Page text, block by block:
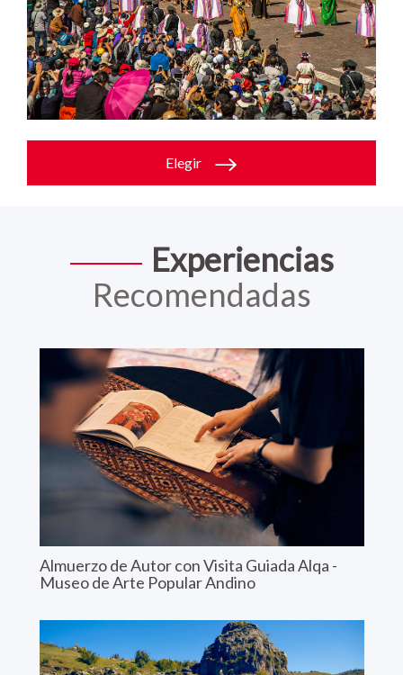
Elegir
Experiencias
Recomendadas
Almuerzo de Autor con Visita Guiada Alqa -
Museo de Arte Popular Andino